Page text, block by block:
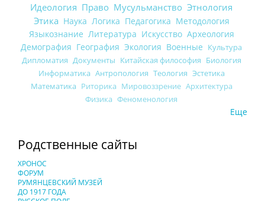
Идеология Право Мусульманство Этнология
Этика Наука Логика Педагогика Методология
Языкознание Литература Искусство Археология
Демография География Экология Военные Культура
Дипломатия Документы Китайская философия Биология
Информатика Антропология Теология Эстетика
Математика Риторика Мировоззрение Архитектура
Физика Феноменология
Еще
Родственные сайты
ХРОНОС
ФОРУМ
РУМЯНЦЕВСКИЙ МУЗЕЙ
ДО 1917 ГОДА